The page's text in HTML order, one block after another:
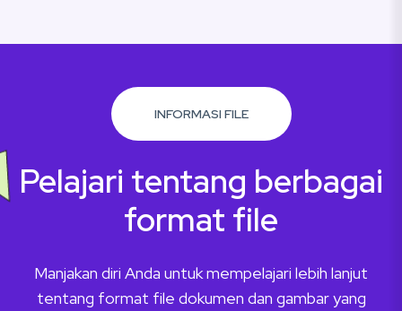
INFORMASI FILE
Pelajari tentang berbagai
format file
Manjakan diri Anda untuk mempelajari lebih lanjut
tentang format file dokumen dan gambar yang